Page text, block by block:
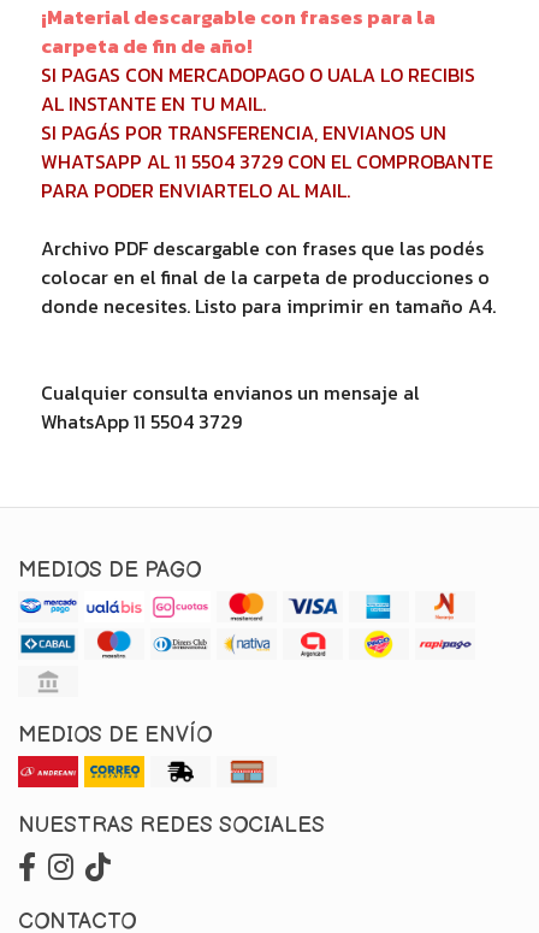
¡Material descargable con frases para la
carpeta de fin de año!
SI PAGAS CON MERCADOPAGO O UALA LO RECIBIS
AL INSTANTE EN TU MAIL.
SI PAGÁS POR TRANSFERENCIA, ENVIANOS UN
WHATSAPP AL 11 5504 3729 CON EL COMPROBANTE
PARA PODER ENVIARTELO AL MAIL.
Archivo PDF descargable con frases que las podés
colocar en el final de la carpeta de producciones o
donde necesites. Listo para imprimir en tamaño A4.
Cualquier consulta envianos un mensaje al
WhatsApp 11 5504 3729
MEDIOS DE PAGO
MEDIOS DE ENVÍO
NUESTRAS REDES SOCIALES
CONTACTO